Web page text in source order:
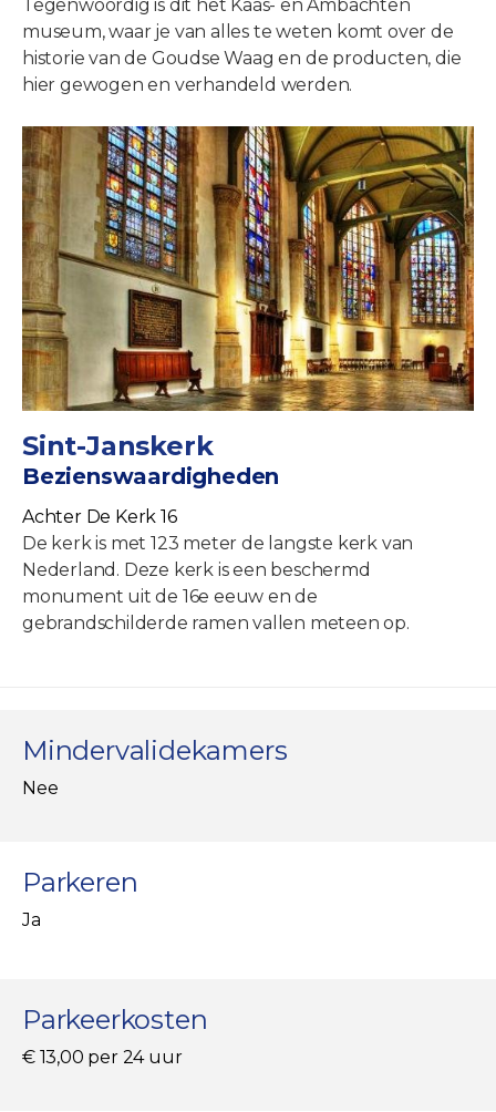
Tegenwoordig is dit het Kaas- en Ambachten
museum, waar je van alles te weten komt over de
historie van de Goudse Waag en de producten, die
hier gewogen en verhandeld werden.
Sint-Janskerk
Bezienswaardigheden
Achter De Kerk 16
De kerk is met 123 meter de langste kerk van
Nederland. Deze kerk is een beschermd
monument uit de 16e eeuw en de
gebrandschilderde ramen vallen meteen op.
Mindervalidekamers
Nee
Parkeren
Ja
Parkeerkosten
€ 13,00 per 24 uur